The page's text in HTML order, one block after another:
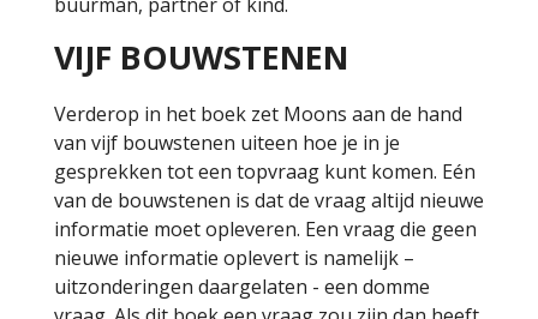
VIJF BOUWSTENEN
Verderop in het boek zet Moons aan de hand
van vijf bouwstenen uiteen hoe je in je
gesprekken tot een topvraag kunt komen. Eén
van de bouwstenen is dat de vraag altijd nieuwe
informatie moet opleveren. Een vraag die geen
nieuwe informatie oplevert is namelijk –
uitzonderingen daargelaten - een domme